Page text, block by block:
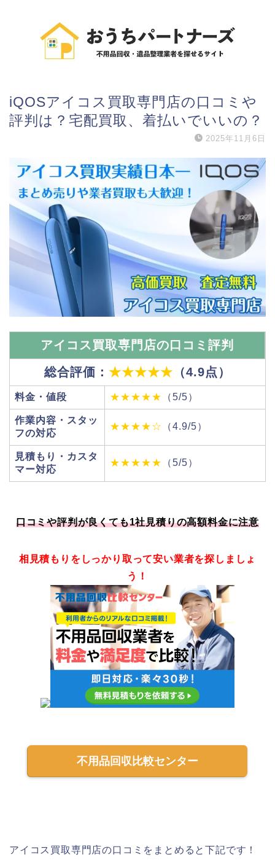
iQOSアイコス買取専門店の口コミや
評判は？宅配買取、着払いでいいの？
2025年11月6日
アイコス買取専門店の口コミ評判
総合評価： ★★★★★ （4.9点）
料金・値段 ★★★★★ （5/5）
作業内容・スタッ
フの対応
★★★★☆ （4.9/5）
見積もり・カスタ
マー対応
★★★★★ （5/5）
口コミや評判が良くても1社見積りの高額料金に注意
相見積もりをしっかり取って安い業者を探しましょ
う！
不用品回収比較センター
アイコス買取専門店の口コミをまとめると下記です！